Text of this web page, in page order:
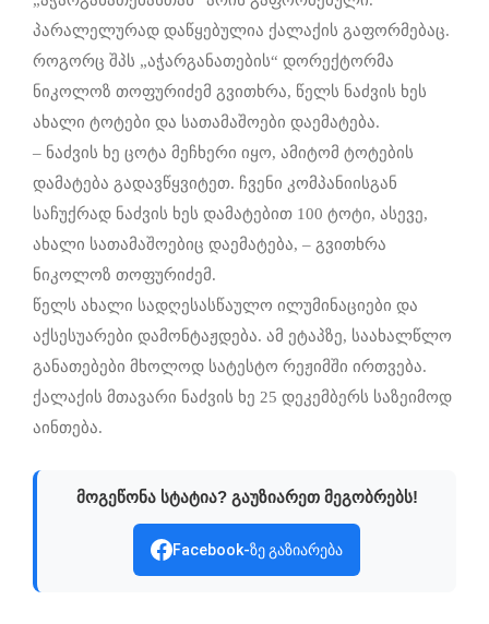
პარალელურად დაწყებულია ქალაქის გაფორმებაც.
როგორც შპს „აჭარგანათების“ დორექტორმა
ნიკოლოზ თოფურიძემ გვითხრა, წელს ნაძვის ხეს
ახალი ტოტები და სათამაშოები დაემატება.
– ნაძვის ხე ცოტა მეჩხერი იყო, ამიტომ ტოტების
დამატება გადავწყვიტეთ. ჩვენი კომპანიისგან
საჩუქრად ნაძვის ხეს დამატებით 100 ტოტი, ასევე,
ახალი სათამაშოებიც დაემატება, – გვითხრა
ნიკოლოზ თოფურიძემ.
წელს ახალი სადღესასწაულო ილუმინაციები და
აქსესუარები დამონტაჟდება. ამ ეტაპზე, საახალწლო
განათებები მხოლოდ სატესტო რეჟიმში ირთვება.
ქალაქის მთავარი ნაძვის ხე 25 დეკემბერს საზეიმოდ
აინთება.
მოგეწონა სტატია? გაუზიარეთ მეგობრებს!
Facebook-ზე გაზიარება